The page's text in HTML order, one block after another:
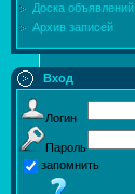
Доска объявлений
Архив записей
Вход
Логин
Пароль
запомнить